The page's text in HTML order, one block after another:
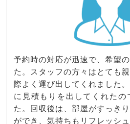
予約時の対応が迅速で、希望
た。スタッフの方々はとても
際よく運び出してくれました
に見積もりを出してくれたの
た。回収後は、部屋がすっき
ができ、気持ちもリフレッシ